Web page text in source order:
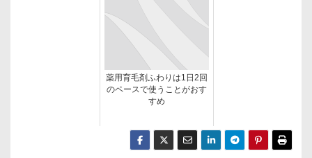
薬用育毛剤ふわりは1日2回
のペースで使うことがおす
すめ